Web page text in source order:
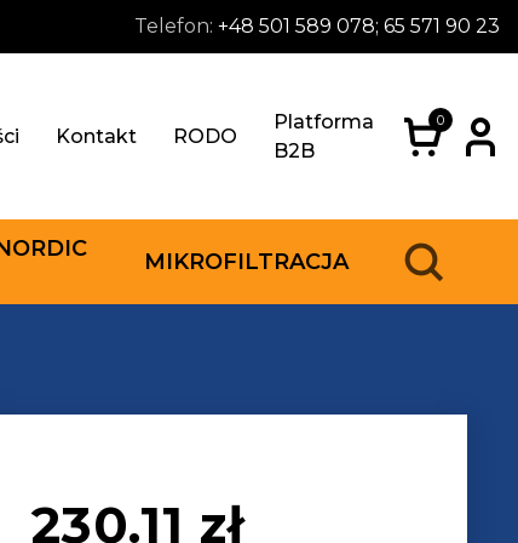
Telefon: +48 501 589 078; 65 571 90 23
Kontakt RODO
Platforma
B2B
0
MIKROFILTRACJA
230.11 zł